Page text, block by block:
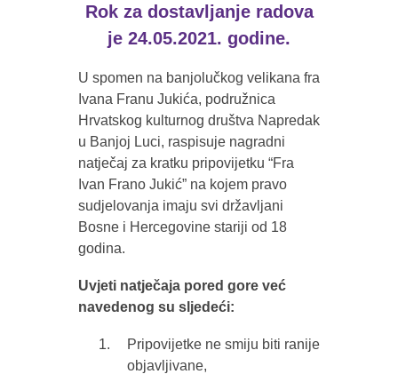
Rok za dostavljanje radova
je 24.05.2021. godine.
U spomen na banjolučkog velikana fra
Ivana Franu Jukića, podružnica
Hrvatskog kulturnog društva Napredak
u Banjoj Luci, raspisuje nagradni
natječaj za kratku pripovijetku “Fra
Ivan Frano Jukić” na kojem pravo
sudjelovanja imaju svi državljani
Bosne i Hercegovine stariji od 18
godina.
Uvjeti natječaja pored gore već
navedenog su sljedeći:
Pripovijetke ne smiju biti ranije
objavljivane,